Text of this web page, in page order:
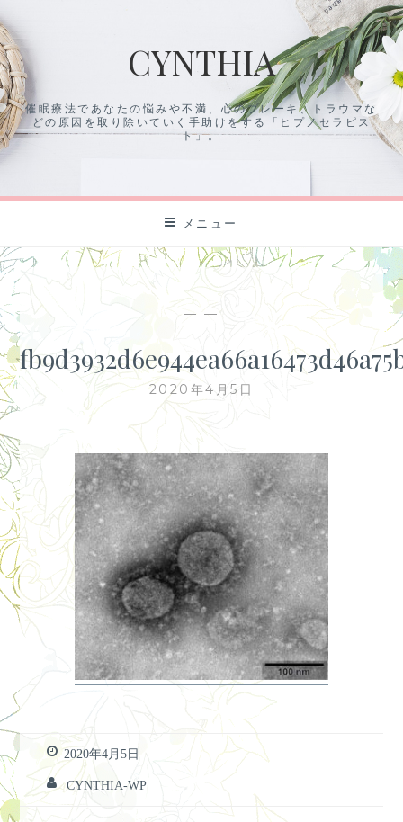
ン
テ
ン
ツ
に
ス
キ
プ
CYNTHIA
催眠療法であなたの悩みや不満、心のブレーキ、トラウマな
どの原因を取り除いていく手助けをする「ヒプノセラピス
ト」。
メニュー
— —
2020年4月5日
2020年4月5日
CYNTHIA-WP